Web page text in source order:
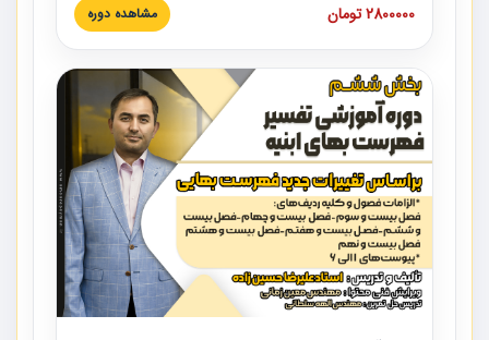
نکات کلیدی مربوط به اسناد و مدارک پیمان، اولویت بندی اسناد
پیمان به همراه تجربیات عملی در این خصوص ارائه شده است.
2800000 تومان مشاهده دوره